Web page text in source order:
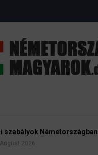
szabályok Németországban
2026